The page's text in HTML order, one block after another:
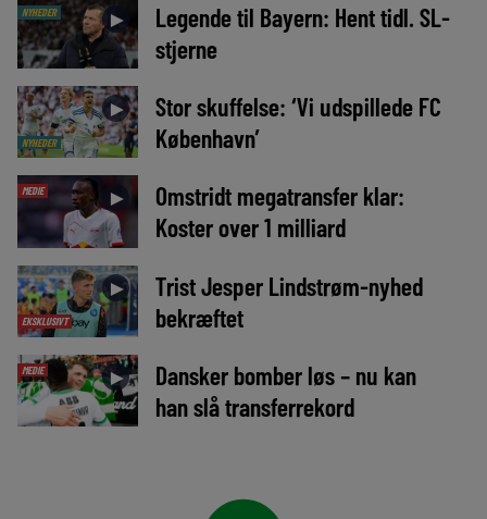
NYHEDER ►
Legende til Bayern: Hent tidl. SL-
stjerne
NYHEDER
►
Stor skuffelse: ‘Vi udspillede FC
København’
MEDIE ►
Omstridt megatransfer klar:
Koster over 1 milliard
EKSKLUSIVT
►
Trist Jesper Lindstrøm-nyhed
bekræftet
MEDIE ►
Dansker bomber løs – nu kan
han slå transferrekord